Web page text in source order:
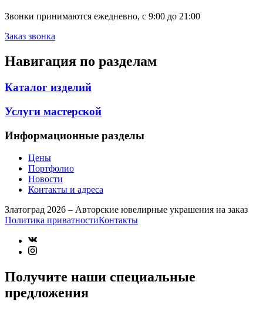
Звонки принимаются ежедневно, с 9:00 до 21:00
Заказ звонка
Навигация по разделам
Каталог изделий
Услуги мастерской
Информационные разделы
Цены
Портфолио
Новости
Контакты и адреса
Златоград 2026 – Авторские ювелирные украшения на заказ
Политика приватностиКонтакты
Получите наши специальные
предложения